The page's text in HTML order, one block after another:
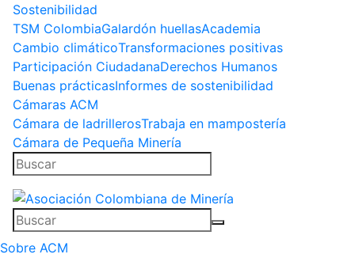
Sostenibilidad
TSM ColombiaGalardón huellasAcademia
Cambio climáticoTransformaciones positivas
Participación CiudadanaDerechos Humanos
Buenas prácticasInformes de sostenibilidad
Cámaras ACM
Cámara de ladrillerosTrabaja en mampostería
Cámara de Pequeña Minería
Sobre ACM